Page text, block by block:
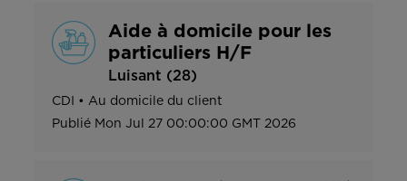
Aide à domicile pour les
particuliers H/F
Luisant (28)
CDI • Au domicile du client
Publié Mon Jul 27 00:00:00 GMT 2026